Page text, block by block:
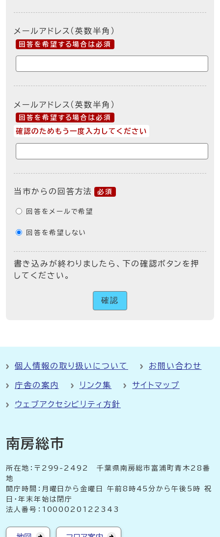
メールアドレス（英数半角）
回答を希望する場合は必須
メールアドレス（英数半角）
回答を希望する場合は必須
確認のためもう一度入力してください
当市からの回答方法 必須
回答をメールで希望
回答を希望しない
書き込みが終わりましたら、下の確認ボタンを押
してください。
確認
個人情報の取り扱いについて お問い合わせ
庁舎の案内 リンク集 サイトマップ
ウェブアクセシビリティ方針
南房総市
所在地：〒299-2492 千葉県南房総市富浦町青木28番
地
開庁時間：月曜日から金曜日 午前8時45分から午後5時 祝
日・年末年始は閉庁
法人番号：1000020122343